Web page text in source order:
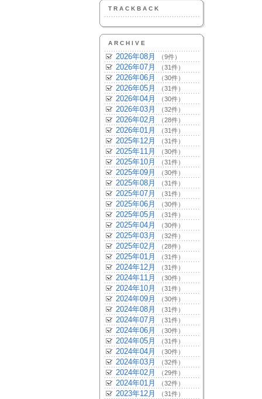
TRACKBACK
ARCHIVE
2026年08月 （9件）
2026年07月 （31件）
2026年06月 （30件）
2026年05月 （31件）
2026年04月 （30件）
2026年03月 （32件）
2026年02月 （28件）
2026年01月 （31件）
2025年12月 （31件）
2025年11月 （30件）
2025年10月 （31件）
2025年09月 （30件）
2025年08月 （31件）
2025年07月 （31件）
2025年06月 （30件）
2025年05月 （31件）
2025年04月 （30件）
2025年03月 （32件）
2025年02月 （28件）
2025年01月 （31件）
2024年12月 （31件）
2024年11月 （30件）
2024年10月 （31件）
2024年09月 （30件）
2024年08月 （31件）
2024年07月 （31件）
2024年06月 （30件）
2024年05月 （31件）
2024年04月 （30件）
2024年03月 （32件）
2024年02月 （29件）
2024年01月 （32件）
2023年12月 （31件）